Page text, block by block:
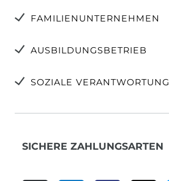
FAMILIENUNTERNEHMEN
AUSBILDUNGSBETRIEB
SOZIALE VERANTWORTUNG
SICHERE ZAHLUNGSARTEN